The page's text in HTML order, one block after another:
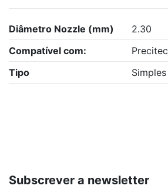
Diâmetro Nozzle (mm)
2.30
Compatível com:
Precitec
Tipo
Simples
Subscrever a newsletter